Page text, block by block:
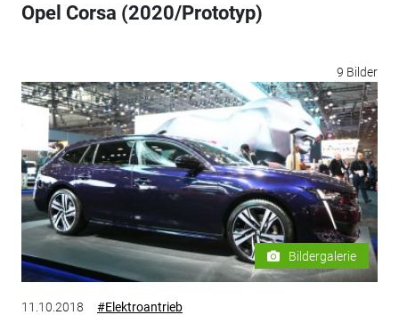
Opel Corsa (2020/Prototyp)
9 Bilder
Bildergalerie
11.10.2018 #Elektroantrieb